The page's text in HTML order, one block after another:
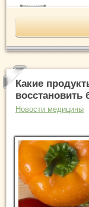
Какие
Новости медицины